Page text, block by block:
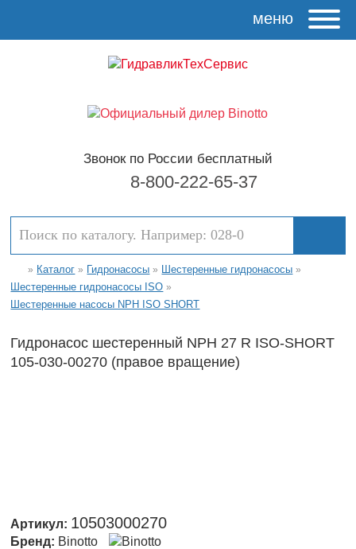
меню
Звонок по России бесплатный
8-800-222-65-37
» Каталог » Гидронасосы » Шестеренные гидронасосы »
Шестеренные гидронасосы ISO »
Шестеренные насосы NPH ISO SHORT
Гидронасос шестеренный NPH 27 R ISO-SHORT
105-030-00270 (правое вращение)
Артикул: 10503000270
Бренд: Binotto